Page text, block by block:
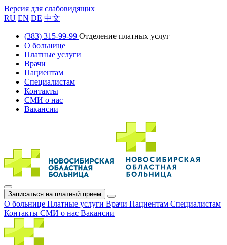
Версия для слабовидящих
RU EN DE 中文
(383) 315-99-99 Отделение платных услуг
О больнице
Платные услуги
Врачи
Пациентам
Специалистам
Контакты
СМИ о нас
Вакансии
Записаться на платный прием
О больнице Платные услуги Врачи Пациентам Специалистам
Контакты СМИ о нас Вакансии